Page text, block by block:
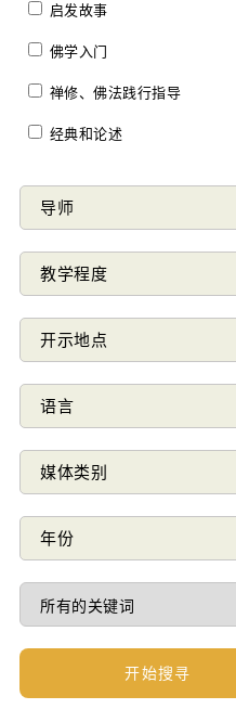
启发故事
佛学入门
禅修、佛法践行指导
经典和论述
导师
教学程度
开示地点
语言
媒体类别
年份